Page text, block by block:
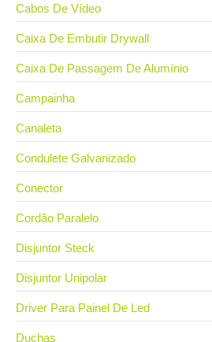
Cabos De Vídeo
Caixa De Embutir Drywall
Caixa De Passagem De Alumínio
Campainha
Canaleta
Condulete Galvanizado
Conector
Cordão Paralelo
Disjuntor Steck
Disjuntor Unipolar
Driver Para Painel De Led
Duchas